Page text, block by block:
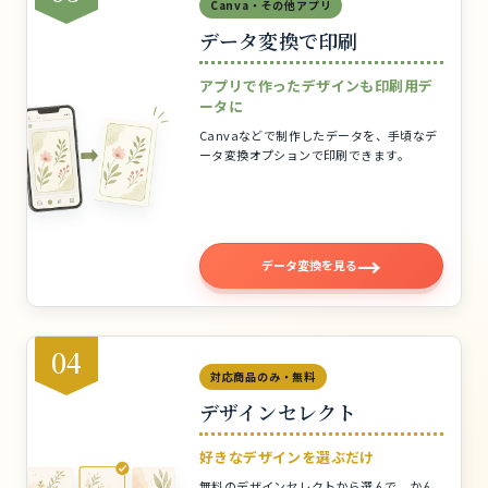
Canva・その他アプリ
データ変換で印刷
アプリで作ったデザインも印刷用デ
ータに
Canvaなどで制作したデータを、手頃なデ
ータ変換オプションで印刷できます。
データ変換を見る
04 対応商品のみ・無料
デザインセレクト
好きなデザインを選ぶだけ